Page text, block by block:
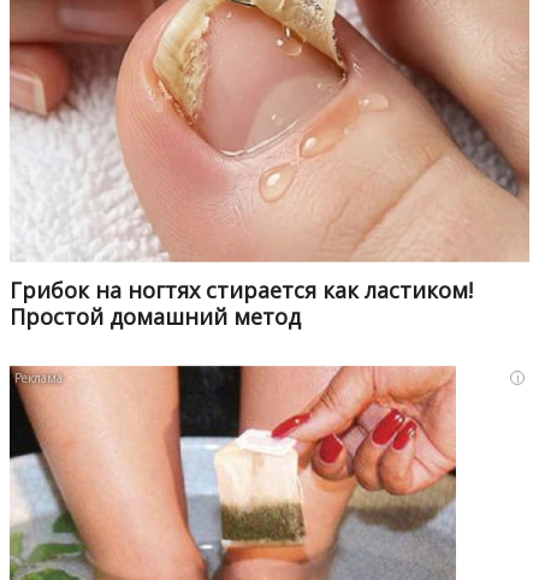
Грибок на ногтях стирается как ластиком!
Простой домашний метод
i